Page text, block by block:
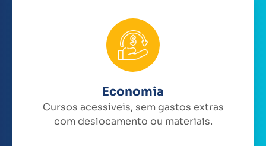
Economia
Cursos acessíveis, sem gastos extras
com deslocamento ou materiais.